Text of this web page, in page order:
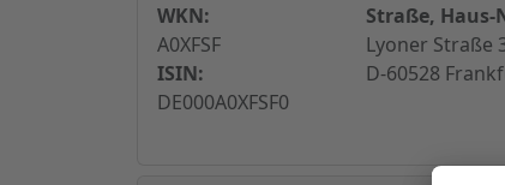
WKN:
A0XFSF
ISIN:
DE000A0XFSF0
Straße, Haus-
Lyoner Straße
D-60528